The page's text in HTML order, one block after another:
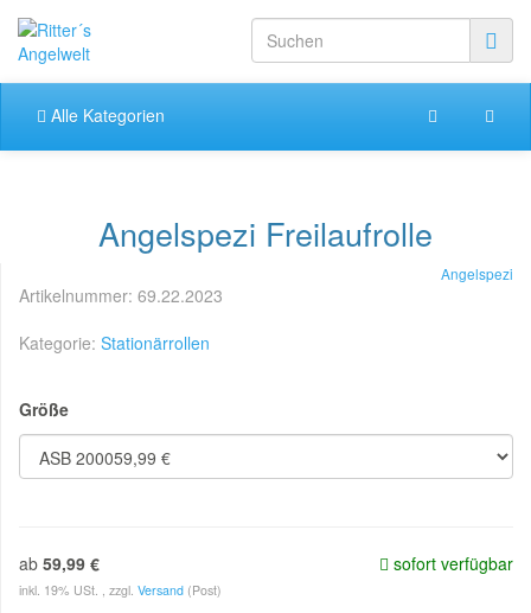
Alle Kategorien
Angelspezi Freilaufrolle
Angelspezi
Artikelnummer: 69.22.2023
Kategorie: Stationärrollen
Größe
ab 59,99 €
inkl. 19% USt. , zzgl. Versand (Post)
sofort verfügbar